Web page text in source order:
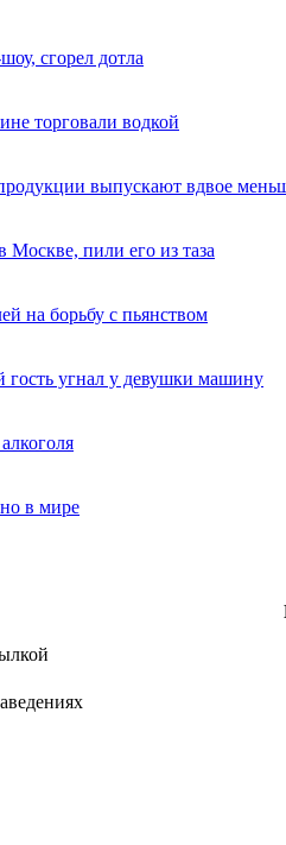
сгорел дотла
торговали водкой
выпускают вдвое
Москве, пили его из таза
на борьбу с пьянством
гость угнал у девушки машину
в мире